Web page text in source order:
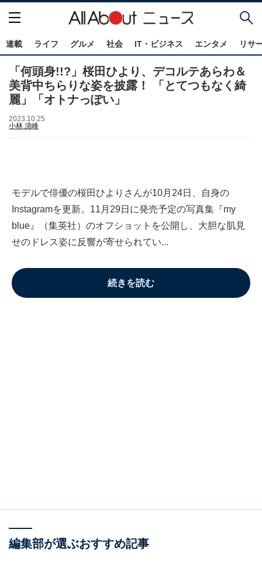
連載 ライフ グルメ 社会 IT・ビジネス エンタメ リサ
「何頭身!!?」桜田ひより、デコルテあらわ＆
美背中ちらりな姿を披露！ 「とてつもなく綺
麗」「オトナっぽい」
2023.10.25
小林 清峰
モデルで俳優の桜田ひよりさんが10月24日、自身の
Instagramを更新。11月29日に発売予定の写真集『my
blue』（集英社）のオフショットを公開し、大胆な肌見
せのドレス姿に反響が寄せられてい...
続きを読む
編集部が選ぶおすすめ記事